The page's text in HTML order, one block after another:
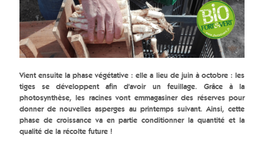
Vient ensuite la phase végétative : elle a lieu de juin à octobre : les
tiges se développent afin d'avoir un feuillage. Grâce à la
photosynthèse, les racines vont emmagasiner des réserves pour
donner de nouvelles asperges au printemps suivant. Ainsi, cette
phase de croissance va en partie conditionner la quantité et la
qualité de la récolte future !